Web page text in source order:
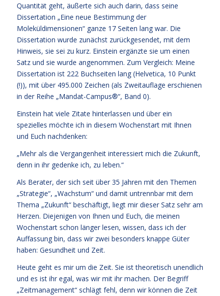
Quantität geht, äußerte sich auch darin, dass seine
Dissertation „Eine neue Bestimmung der
Moleküldimensionen“ ganze 17 Seiten lang war. Die
Dissertation wurde zunächst zurückgesendet, mit dem
Hinweis, sie sei zu kurz. Einstein ergänzte sie um einen
Satz und sie wurde angenommen. Zum Vergleich: Meine
Dissertation ist 222 Buchseiten lang (Helvetica, 10 Punkt
(!)), mit über 495.000 Zeichen (als Zweitauflage erschienen
in der Reihe „Mandat-Campus®“, Band 0).
Einstein hat viele Zitate hinterlassen und über ein
spezielles möchte ich in diesem Wochenstart mit Ihnen
und Euch nachdenken:
„Mehr als die Vergangenheit interessiert mich die Zukunft,
denn in ihr gedenke ich, zu leben.“
Als Berater, der sich seit über 35 Jahren mit den Themen
„Strategie“, „Wachstum“ und damit untrennbar mit dem
Thema „Zukunft“ beschäftigt, liegt mir dieser Satz sehr am
Herzen. Diejenigen von Ihnen und Euch, die meinen
Wochenstart schon länger lesen, wissen, dass ich der
Auffassung bin, dass wir zwei besonders knappe Güter
haben: Gesundheit und Zeit.
Heute geht es mir um die Zeit. Sie ist theoretisch unendlich
und es ist ihr egal, was wir mit ihr machen. Der Begriff
„Zeitmanagement“ schlägt fehl, denn wir können die Zeit